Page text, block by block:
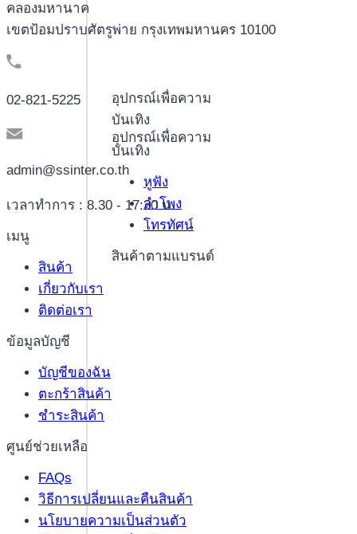
อุปกรณ์เพื่อความ
บันเทิง
อุปกรณ์เพื่อความ
บันเทิง
หูฟัง
ลำโพง
โทรทัศน์
สินค้าตามแบรนด์
คลองมหานาค
เขตป้อมปราบศัตรูพ่าย กรุงเทพมหานคร 10100
02-821-5225
admin@ssinter.co.th
เวลาทำการ : 8.30 - 17:30 น.
เมนู
สินค้า
เกี่ยวกับเรา
ติดต่อเรา
ข้อมูลบัญชี
บัญชีของฉัน
ตะกร้าสินค้า
ชำระสินค้า
ศูนย์ช่วยเหลือ
FAQs
วิธีการเปลี่ยนและคืนสินค้า
นโยบายความเป็นส่วนตัว